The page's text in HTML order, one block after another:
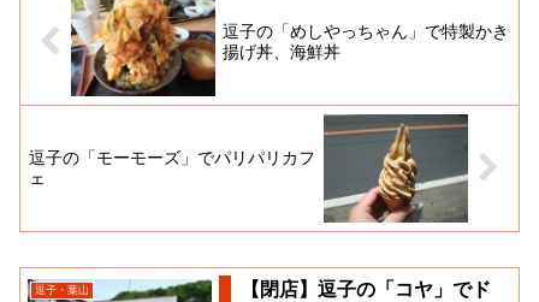
逗子の「めしやっちゃん」で特製かき
揚げ丼、海鮮丼
逗子の「モーモーズ」でパリパリカフ
ェ
逗子・葉山
【閉店】逗子の「コヤ」でド